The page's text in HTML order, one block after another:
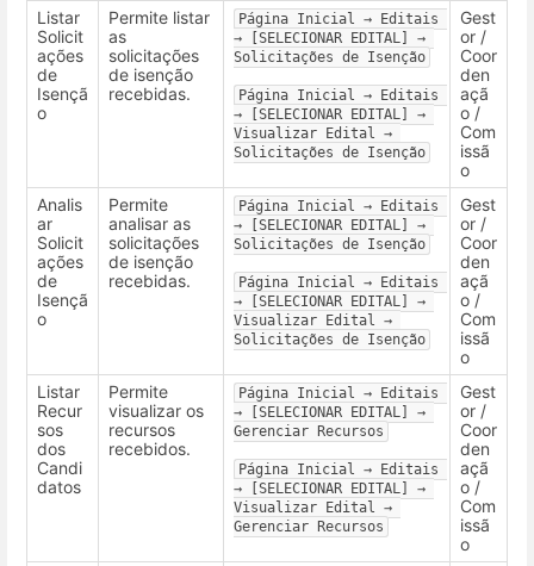
Listar
Solicit
ações
de
Isençã
o
Permite listar
as
solicitações
de isenção
recebidas.
Página Inicial → Editais
→ [SELECIONAR EDITAL] →
Solicitações de Isenção
Página Inicial → Editais
→ [SELECIONAR EDITAL] →
Visualizar Edital →
Solicitações de Isenção
Gest
or /
Coor
den
açã
o /
Com
issã
o
Analis
ar
Solicit
ações
de
Isençã
o
Permite
analisar as
solicitações
de isenção
recebidas.
Página Inicial → Editais
→ [SELECIONAR EDITAL] →
Solicitações de Isenção
Página Inicial → Editais
→ [SELECIONAR EDITAL] →
Visualizar Edital →
Solicitações de Isenção
Gest
or /
Coor
den
açã
o /
Com
issã
o
Listar
Recur
sos
dos
Candi
datos
Permite
visualizar os
recursos
recebidos.
Página Inicial → Editais
→ [SELECIONAR EDITAL] →
Gerenciar Recursos
Página Inicial → Editais
→ [SELECIONAR EDITAL] →
Visualizar Edital →
Gerenciar Recursos
Gest
or /
Coor
den
açã
o /
Com
issã
o